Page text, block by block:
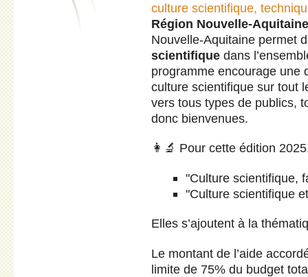
culture scientifique,
Région Nouvelle-Aquitaine
Nouvelle-Aquitaine permet
scientifique dans
programme encourage une
culture scientifique sur tout
vers tous types de publics,
donc bienvenues.
👩‍🔬 Pour cette édition
"Culture scientifique,
"Culture scientifique
Elles s’ajoutent à la
Le montant de l’aide
limite de 75% du budget